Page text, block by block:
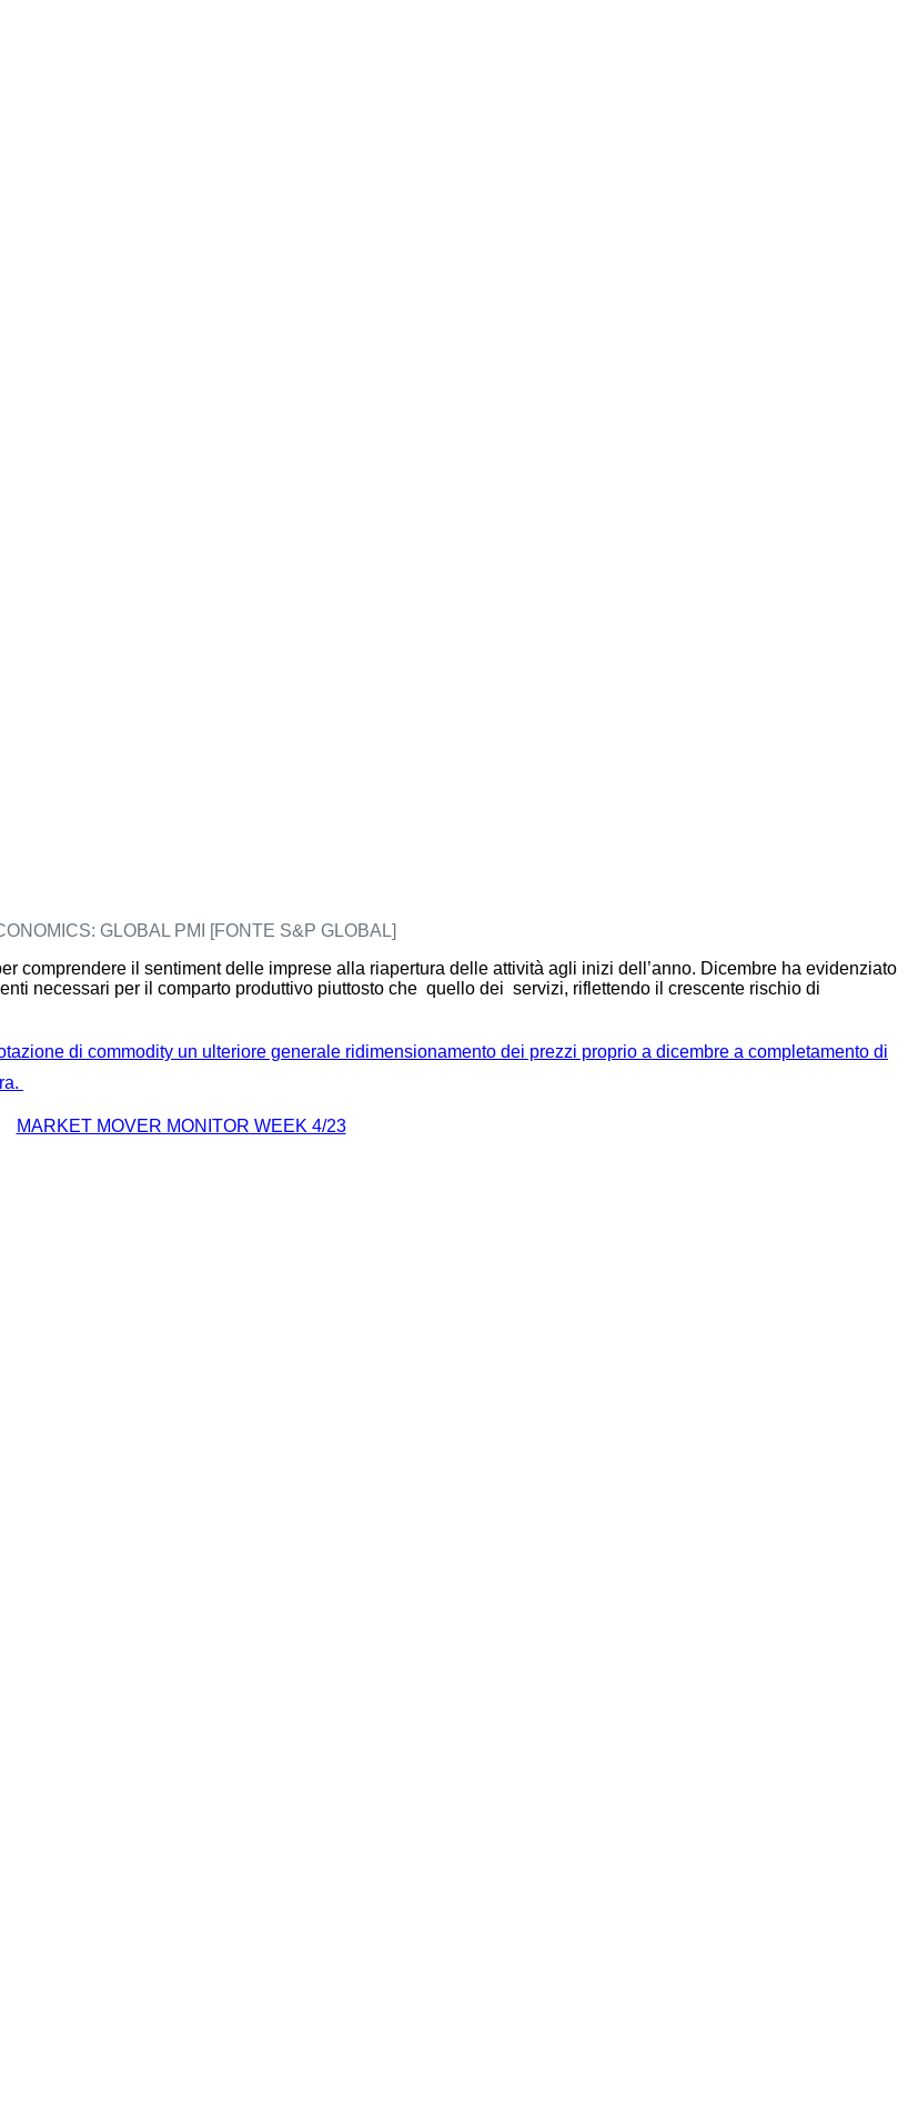
GLOBAL PMI [FONTE S&P GLOBAL]
comprendere il sentiment delle imprese alla riapertura delle attività agli inizi dell’anno. Dicembre ha evidenziato
necessari per il comparto produttivo piuttosto che quello dei servizi, riflettendo il crescente rischio di
di commodity un ulteriore generale ridimensionamento dei prezzi proprio a dicembre a completamento di